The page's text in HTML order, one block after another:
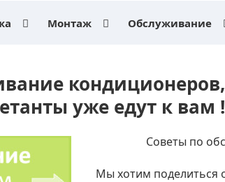
Монтаж Обслуживание
уже едут к вам !
Советы по
Мы хотим поделиться